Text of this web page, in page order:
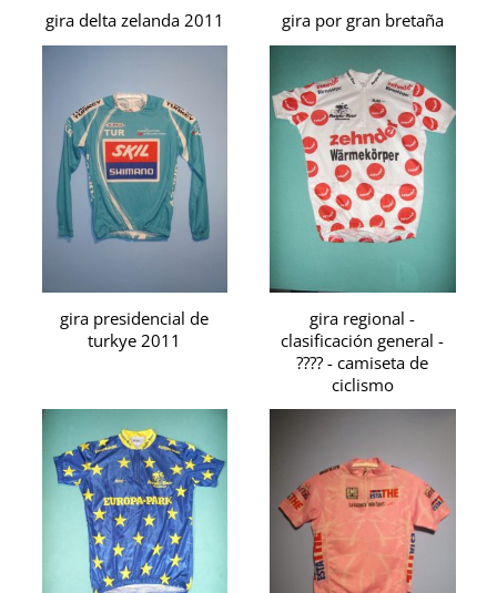
gira delta zelanda 2011 gira por gran bretaña
gira presidencial de
turkye 2011
gira regional -
clasificación general -
???? - camiseta de
ciclismo